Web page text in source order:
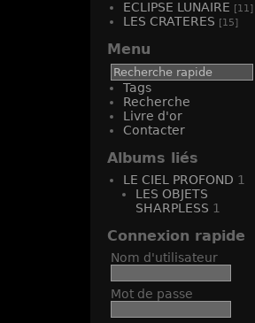
ECLIPSE LUNAIRE [11]
LES CRATERES [15]
Menu
Tags
Recherche
Livre d'or
Contacter
Albums liés
LE CIEL PROFOND 1
LES OBJETS
SHARPLESS 1
Connexion rapide
Nom d'utilisateur
Mot de passe